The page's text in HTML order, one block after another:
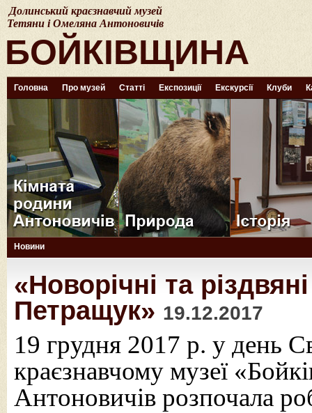
Долинський краєзнавчий музей
Тетяни і Омеляна Антоновичів
БОЙКІВЩИНА
Головна Про музей Статті Експозиції Екскурсії Клуби
Новини
«Новорічні та
Петращук» 19.12.2017
19 грудня 2017 р. у день
краєзнавчому музеї
Антоновичів розпочала